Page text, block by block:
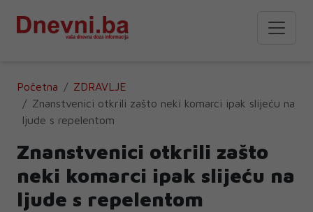
Početna
ZDRAVLJE
Znanstvenici otkrili zašto neki komarci ipak slijeću na
ljude s repelentom
Znanstvenici otkrili zašto
neki komarci ipak slijeću na
ljude s repelentom